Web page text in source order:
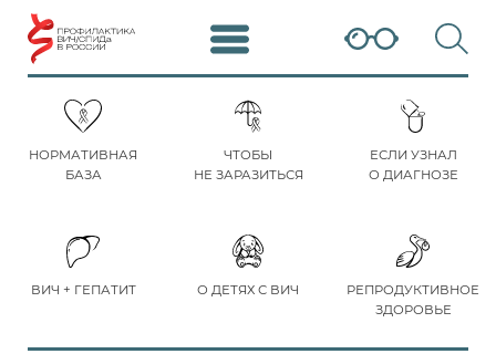
НОРМАТИВНАЯ
БАЗА
ЧТОБЫ
НЕ ЗАРАЗИТЬСЯ
ЕСЛИ УЗНАЛ
О ДИАГНОЗЕ
ВИЧ + ГЕПАТИТ О ДЕТЯХ С ВИЧ
РЕПРОДУКТИВНОЕ
ЗДОРОВЬЕ